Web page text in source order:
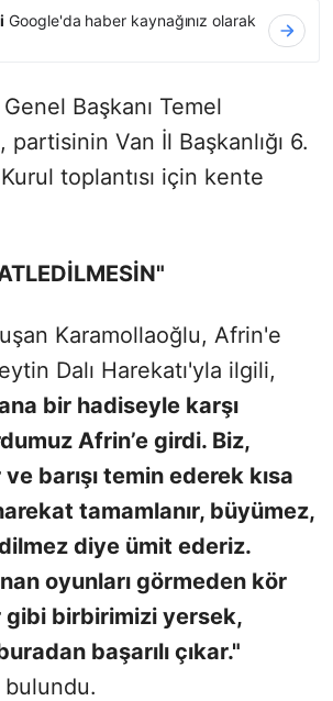
Google'da haber kaynağınız olarak
Başkanı Temel
partisinin Van İl Başkanlığı 6.
toplantısı için kente
Karamollaoğlu, Afrin'e
Dalı Harekatı'yla ilgili,
bir hadiseyle karşı
Afrin’e girdi. Biz,
barışı temin ederek kısa
tamamlanır, büyümez,
diye ümit ederiz.
oyunları görmeden kör
birbirimizi yersek,
başarılı çıkar."
bulundu.